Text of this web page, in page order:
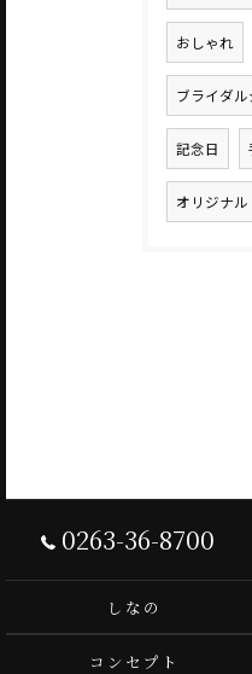
おしゃれ
ブライダ
記念日
オリジナル
0263-36-8700
しなの
コンセプト